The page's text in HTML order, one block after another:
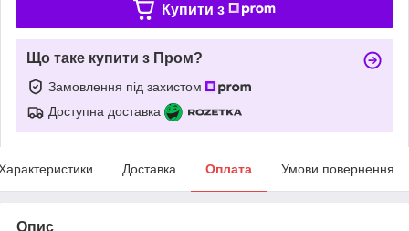
Купити з
Що таке купити з Пром?
Замовлення під захистом
Доступна доставка
Доставка Оплата Умови повернення
Опис